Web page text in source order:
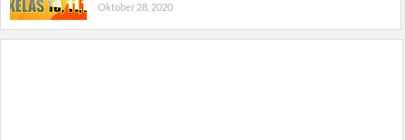
Oktober 28, 2020